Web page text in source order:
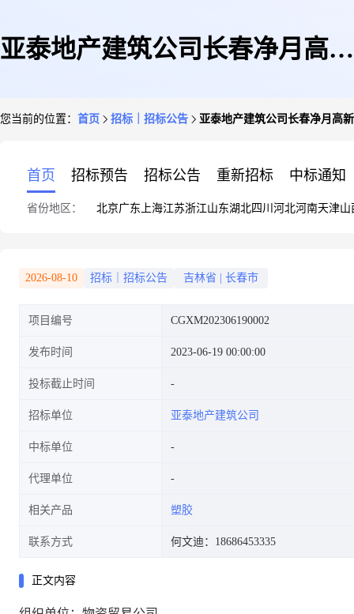
亚泰地产建筑公司长春净月高新
您当前的位置： 首页 招标｜招标公告 亚泰地产建筑公司长春净月高
首页 招标预告 招标公告 重新招标 中标通知
省份地区： 北京广东 上海江苏浙江山东湖北四川 河北河南天津山
2026-08-10 招标｜招标公告 吉林省 长春市
项目编号 CGXM202306190002
发布时间 2023-06-19 00:00:00
投标截止时间
招标单位 亚泰地产建筑公司
中标单位
代理单位
相关产品 塑胶
联系方式 何文迪：18686453335
正文内容